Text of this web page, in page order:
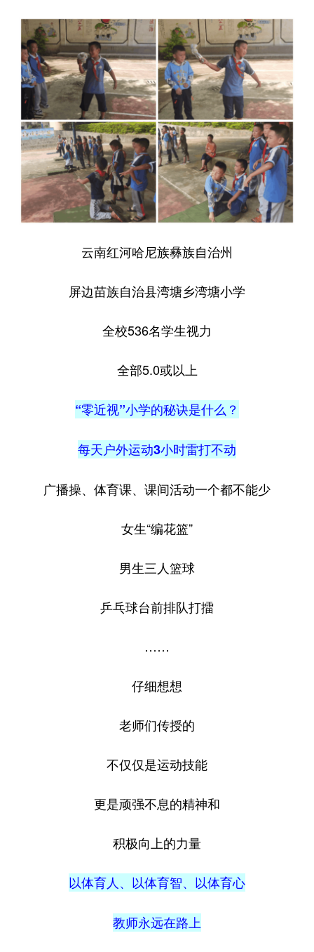
云南红河哈尼族彝族自治州
屏边苗族自治县湾塘乡湾塘小学
全校536名学生视力
全部5.0或以上
“零近视”小学的秘诀是什么？
每天户外运动3小时雷打不动
广播操、体育课、课间活动一个都不能少
女生“编花篮”
男生三人篮球
乒乓球台前排队打擂
……
仔细想想
老师们传授的
不仅仅是运动技能
更是顽强不息的精神和
积极向上的力量
以体育人、以体育智、以体育心
教师永远在路上